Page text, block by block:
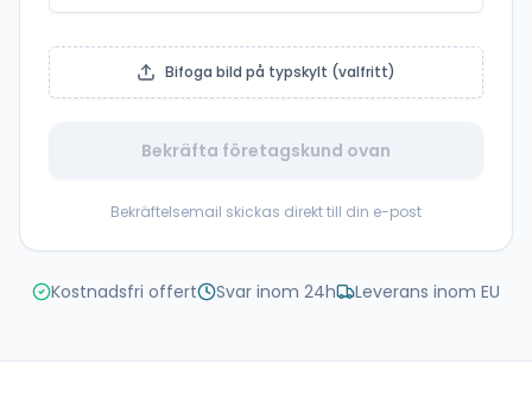
Bifoga bild på typskylt (valfritt)
Bekräfta företagskund ovan
Bekräftelsemail skickas direkt till din e-post
Kostnadsfri offert Svar inom 24h Leverans inom EU